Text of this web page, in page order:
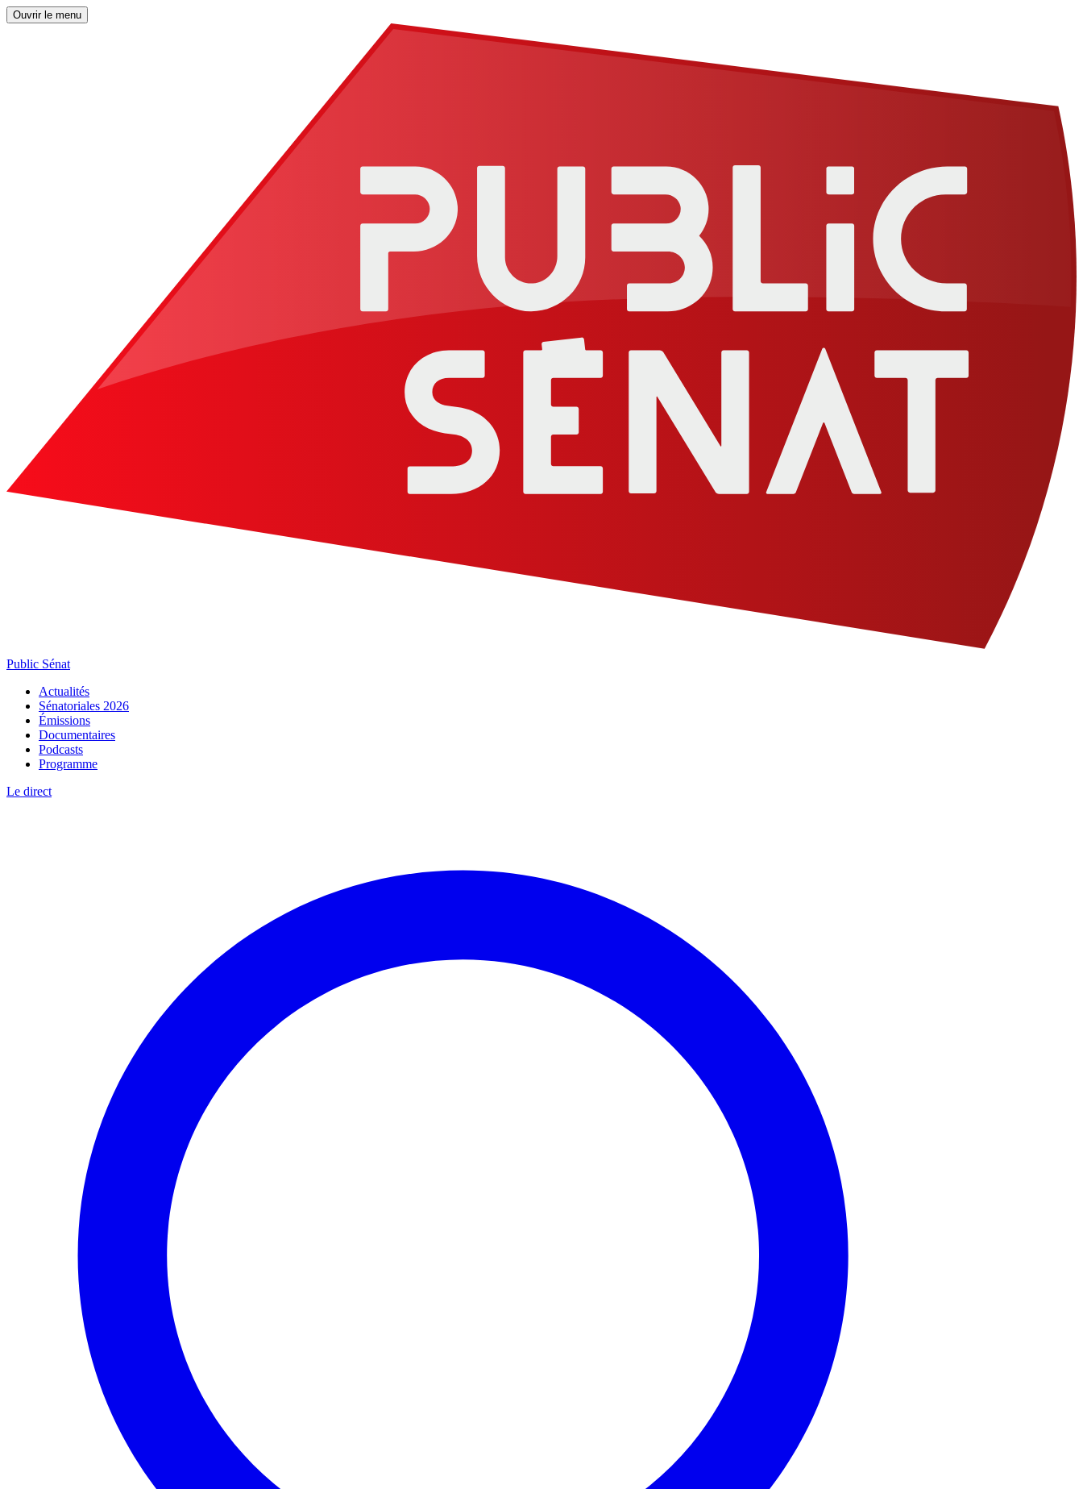
Ouvrir le menu
Public Sénat
Actualités
Sénatoriales 2026
Émissions
Documentaires
Podcasts
Programme
Le direct